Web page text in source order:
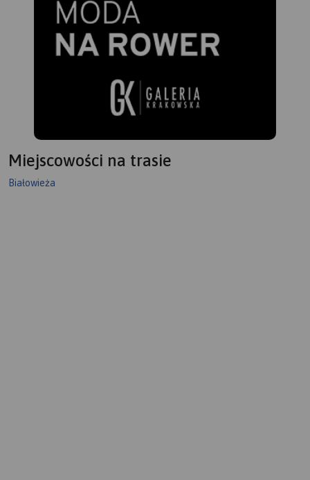
Miejscowości na trasie
Białowieża